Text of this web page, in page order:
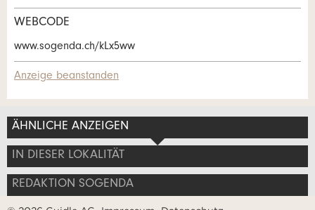
Nachricht
* Eingabe erforderlich
Zur Qualitätssicherung wird eine Kopie der E-Mail an
guidle übermittelt.
ANZEIGE WEITEREMPFEHLEN
Schliessen
Adresse
WEBCODE
www.sogenda.ch/kLx5ww
Anzeige beanstanden
ÄHNLICHE ANZEIGEN
IN DIESER LOKALITÄT
REDAKTION SOGENDA